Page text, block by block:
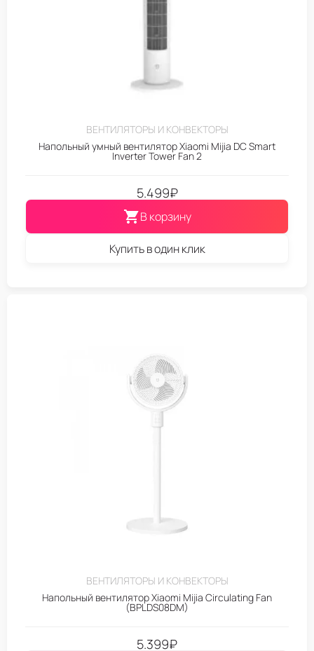
ВЕНТИЛЯТОРЫ И КОНВЕКТОРЫ
Напольный умный вентилятор Xiaomi Mijia DC Smart
Inverter Tower Fan 2
5.499₽
В корзину
Купить в один клик
ВЕНТИЛЯТОРЫ И КОНВЕКТОРЫ
Напольный вентилятор Xiaomi Mijia Circulating Fan
(BPLDS08DM)
5.399₽